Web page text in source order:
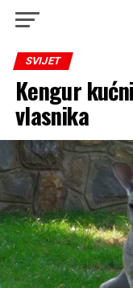
SVIJET
Kengur
vlasnika